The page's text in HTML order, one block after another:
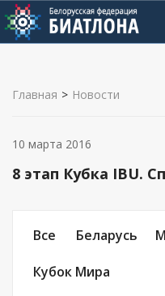
Главная > Новости
8 этап Кубка IBU.
Все Беларусь
Кубок Мира
10 марта 2016